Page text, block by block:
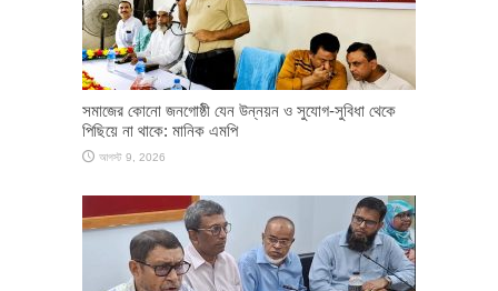
সমাজের কোনো জনগোষ্ঠী যেন উন্নয়ন ও সুযোগ-সুবিধা থেকে
পিছিয়ে না থাকে: মানিক এমপি
আগস্ট 9, 2026